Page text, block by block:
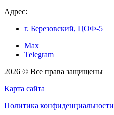
Адрес:
г. Березовский, ЦОФ-5
Max
Telegram
2026 © Все права защищены
Карта сайта
Политика конфиденциальности